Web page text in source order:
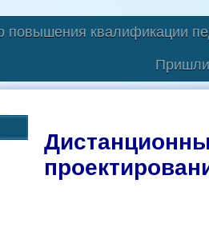
повышения квалификации